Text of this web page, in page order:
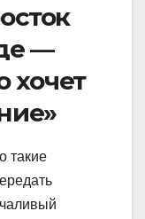
—
хочет
такие